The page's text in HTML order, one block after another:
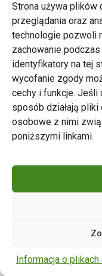
Strona używa plików
przeglądania oraz
technologie pozwoli
zachowanie
identyfikatory na tej
wycofanie zgody
cechy i funkcje.
sposób działają
osobowe z nimi
poniższymi linkami.
Informacja o
Zarząd Transportu
Napisz do nas
tel. 61 646 33 44
ul. Matejki 59, 60-